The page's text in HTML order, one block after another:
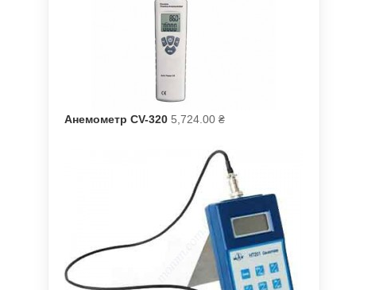
Анемометр CV-320 5,724.00 ₴